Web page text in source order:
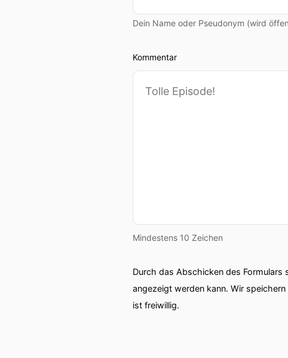
Dein Name oder Pseudonym (wird
Kommentar
Mindestens 10 Zeichen
Durch das Abschicken des
angezeigt werden kann. Wir
ist freiwillig.